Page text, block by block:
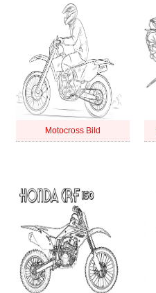
Motocross Bild